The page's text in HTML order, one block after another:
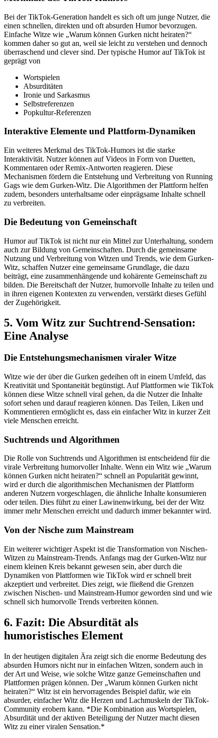
Bei der TikTok-Generation handelt es sich oft um junge Nutzer, die
einen schnellen, direkten und oft absurden Humor bevorzugen.
Einfache Witze wie „Warum können Gurken nicht heiraten?“
kommen daher so gut an, weil sie leicht zu verstehen und dennoch
überraschend und clever sind. Der typische Humor auf TikTok ist
geprägt von
Wortspielen
Absurditäten
Ironie und Sarkasmus
Selbstreferenzen
Popkultur-Referenzen
Interaktive Elemente und Plattform-Dynamiken
Ein weiteres Merkmal des TikTok-Humors ist die starke
Interaktivität. Nutzer können auf Videos in Form von Duetten,
Kommentaren oder Remix-Antworten reagieren. Diese
Mechanismen fördern die Entstehung und Verbreitung von Running
Gags wie dem Gurken-Witz. Die Algorithmen der Plattform helfen
zudem, besonders unterhaltsame oder einprägsame Inhalte schnell
zu verbreiten.
Die Bedeutung von Gemeinschaft
Humor auf TikTok ist nicht nur ein Mittel zur Unterhaltung, sondern
auch zur Bildung von Gemeinschaften. Durch die gemeinsame
Nutzung und Verbreitung von Witzen und Trends, wie dem Gurken-
Witz, schaffen Nutzer eine gemeinsame Grundlage, die dazu
beiträgt, eine zusammenhängende und kohärente Gemeinschaft zu
bilden. Die Bereitschaft der Nutzer, humorvolle Inhalte zu teilen und
in ihren eigenen Kontexten zu verwenden, verstärkt dieses Gefühl
der Zugehörigkeit.
5. Vom Witz zur Suchtrend-Sensation:
Eine Analyse
Die Entstehungsmechanismen viraler Witze
Witze wie der über die Gurken gedeihen oft in einem Umfeld, das
Kreativität und Spontaneität begünstigt. Auf Plattformen wie TikTok
können diese Witze schnell viral gehen, da die Nutzer die Inhalte
sofort sehen und darauf reagieren können. Das Teilen, Liken und
Kommentieren ermöglicht es, dass ein einfacher Witz in kurzer Zeit
viele Menschen erreicht.
Suchtrends und Algorithmen
Die Rolle von Suchtrends und Algorithmen ist entscheidend für die
virale Verbreitung humorvoller Inhalte. Wenn ein Witz wie „Warum
können Gurken nicht heiraten?“ schnell an Popularität gewinnt,
wird er durch die algorithmischen Mechanismen der Plattform
anderen Nutzern vorgeschlagen, die ähnliche Inhalte konsumieren
oder teilen. Dies führt zu einer Lawinenwirkung, bei der der Witz
immer mehr Menschen erreicht und dadurch immer bekannter wird.
Von der Nische zum Mainstream
Ein weiterer wichtiger Aspekt ist die Transformation von Nischen-
Witzen zu Mainstream-Trends. Anfangs mag der Gurken-Witz nur
einem kleinen Kreis bekannt gewesen sein, aber durch die
Dynamiken von Plattformen wie TikTok wird er schnell breit
akzeptiert und verbreitet. Dies zeigt, wie fließend die Grenzen
zwischen Nischen- und Mainstream-Humor geworden sind und wie
schnell sich humorvolle Trends verbreiten können.
6. Fazit: Die Absurdität als
humoristisches Element
In der heutigen digitalen Ära zeigt sich die enorme Bedeutung des
absurden Humors nicht nur in einfachen Witzen, sondern auch in
der Art und Weise, wie solche Witze ganze Gemeinschaften und
Plattformen prägen können. Der „Warum können Gurken nicht
heiraten?“ Witz ist ein hervorragendes Beispiel dafür, wie ein
absurder, einfacher Witz die Herzen und Lachmuskeln der TikTok-
Community erobern kann. *Die Kombination aus Wortspielen,
Absurdität und der aktiven Beteiligung der Nutzer macht diesen
Witz zu einer viralen Sensation.*